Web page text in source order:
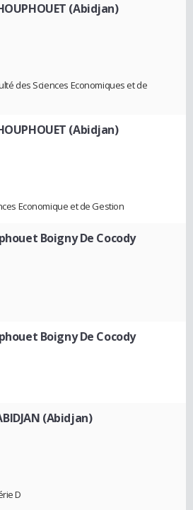
(Abidjan)
des Sciences Economiques et de
(Abidjan)
Economique et de Gestion
Boigny De Cocody
Boigny De Cocody
(Abidjan)
D